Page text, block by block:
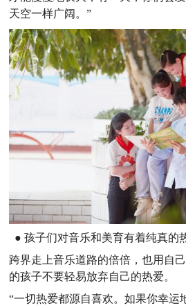
天空一样广阔。”
● 孩子们对音乐和美育有着纯真的
跨界走上音乐道路的倍倍，也用自
的孩子不要轻易放弃自己的热爱。
“一切热爱都源自喜欢。如果你幸运